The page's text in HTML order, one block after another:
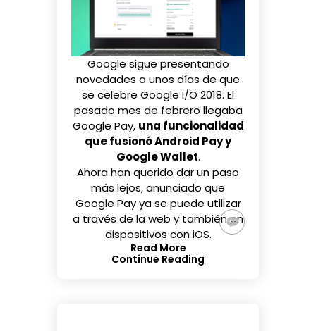
Google sigue presentando
novedades a unos días de que
se celebre Google I/O 2018. El
pasado mes de febrero llegaba
Google Pay, una funcionalidad
que fusionó Android Pay y
Google Wallet.
Ahora han querido dar un paso
más lejos, anunciado que
Google Pay ya se puede utilizar
a través de la web y también en
dispositivos con iOS.
Read More
Continue Reading